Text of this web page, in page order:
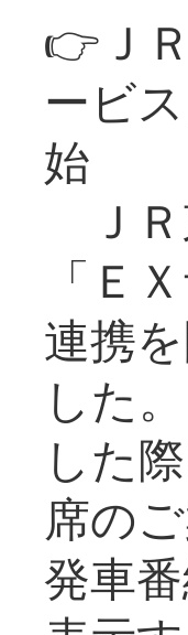
👉Ｊ
ービ
始
ＪＲ
「Ｅ
連携
した
した
席の
発車